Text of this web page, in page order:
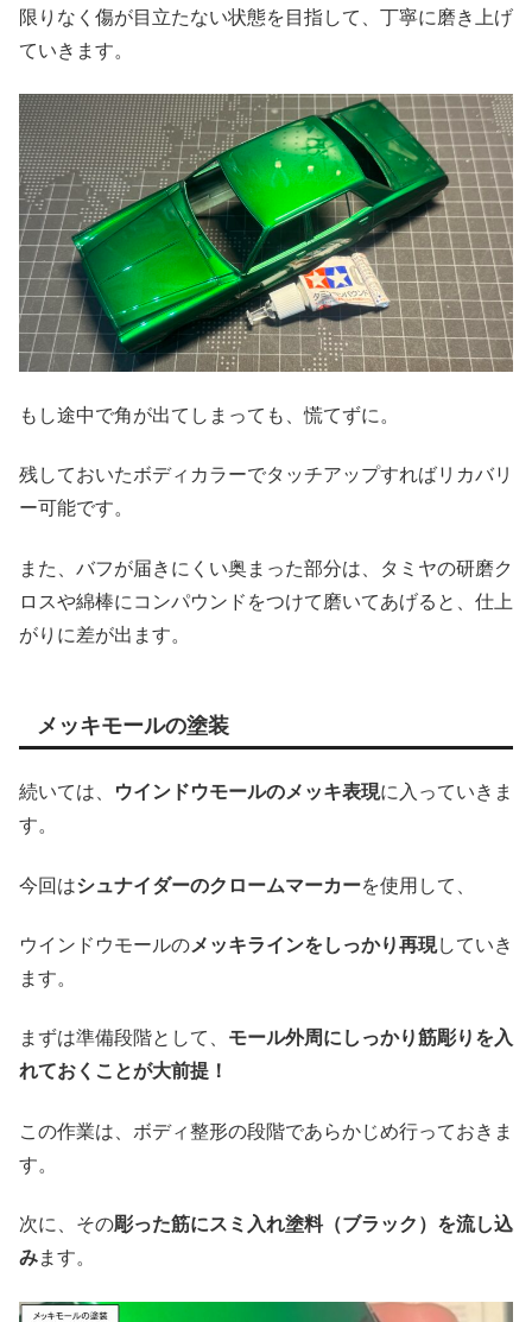
限りなく傷が目立たない状態を目指して、丁寧に磨き上げ
ていきます。
もし途中で角が出てしまっても、慌てずに。
残しておいたボディカラーでタッチアップすればリカバリ
ー可能です。
また、バフが届きにくい奥まった部分は、タミヤの研磨ク
ロスや綿棒にコンパウンドをつけて磨いてあげると、仕上
がりに差が出ます。
メッキモールの塗装
続いては、 ウインドウモールのメッキ表現に入っていきま
す。
今回はシュナイダーのクロームマーカーを使用して、
ウインドウモールのメッキラインをしっかり再現していき
ます。
まずは準備段階として、 モール外周にしっかり筋彫りを入
れておくことが大前提！
この作業は、ボディ整形の段階であらかじめ行っておきま
す。
次に、その彫った筋にスミ入れ塗料（ブラック）を流し込
みます。